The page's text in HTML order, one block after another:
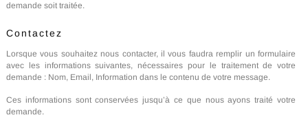
demande soit traitée.
Contactez
Lorsque vous souhaitez nous contacter, il vous faudra remplir un formulaire
avec les informations suivantes, nécessaires pour le traitement de votre
demande : Nom, Email, Information dans le contenu de votre message.
Ces informations sont conservées jusqu’à ce que nous ayons traité votre
demande.